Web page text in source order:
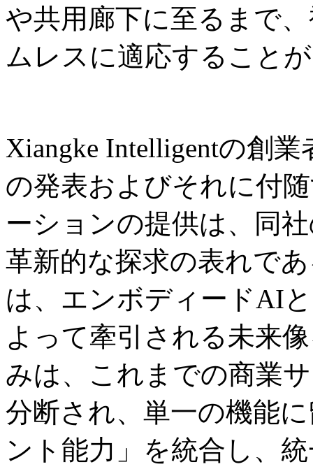
や共用廊下に至るまで
ムレスに適応すること
Xiangke Intelligentの創
の発表およびそれに付
ーションの提供は、同
革新的な探求の表れで
は、エンボディードAI
よって牽引される未来
みは、これまでの商業
分断され、単一の機能
ント能力」を統合し、